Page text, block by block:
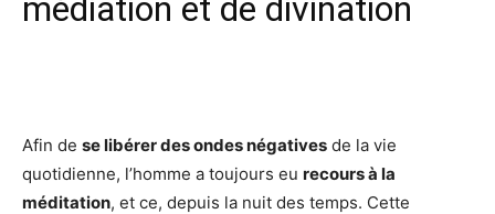
Afin de se libérer des ondes négatives de la vie
quotidienne, l’homme a toujours eu recours à la
méditation, et ce, depuis la nuit des temps. Cette